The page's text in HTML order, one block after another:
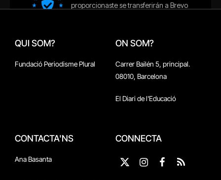
QUI SOM?
Fundació Periodisme Plural
ON SOM?
Carrer Bailén 5, principal.
08010, Barcelona
El Diari de l'Educació
CONTACTA'NS
Ana Basanta
CONNECTA
X
InstagramFacebook
RSS